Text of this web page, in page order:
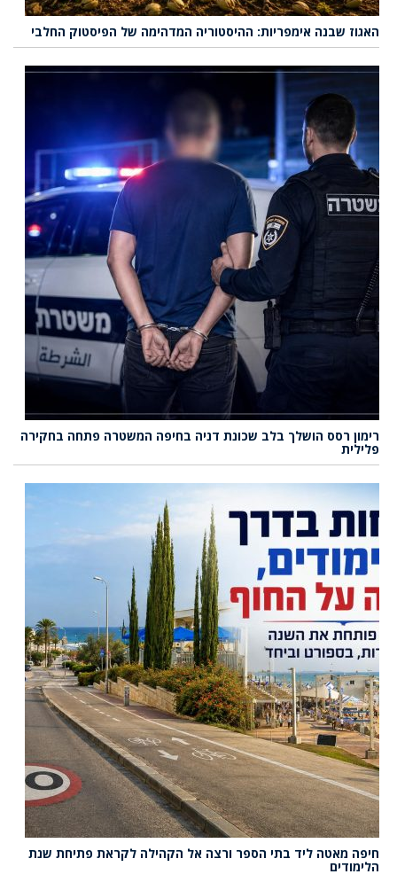
האגוז שבנה אימפריות: ההיסטוריה המדהימה של הפיסטוק החלבי
רימון רסס הושלך בלב שכונת דניה בחיפה המשטרה פתחה בחקירה
פלילית
חיפה מאטה ליד בתי הספר ורצה אל הקהילה לקראת פתיחת שנת
הלימודים